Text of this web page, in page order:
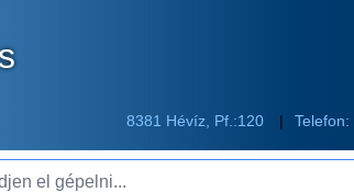
8381 Hévíz, Pf.:120
Telefon:
gépelni...